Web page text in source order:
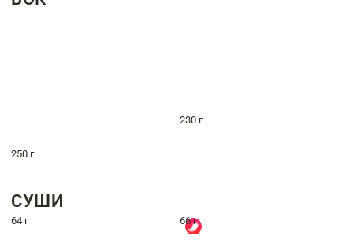
230 г
250 г
СУШИ
64 г 66 г